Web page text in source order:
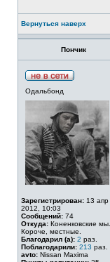
Вернуться наверх
Пончик
Одальбонд
Зарегистрирован: 13 апр
2012, 10:03
Сообщений: 74
Откуда: Коненковские мы.
Короче, местные.
Благодарил (а): 2 раз.
Поблагодарили: 213 раз.
avto: Nissan Maxima